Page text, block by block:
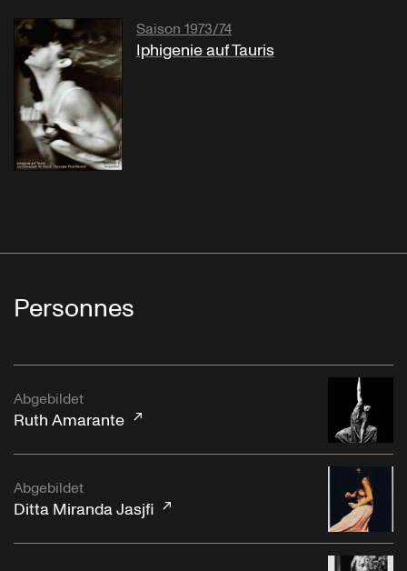
Saison 1973/74
Iphigenie auf Tauris
Personnes
Abgebildet
Ruth Amarante
Abgebildet
Ditta Miranda Jasjfi